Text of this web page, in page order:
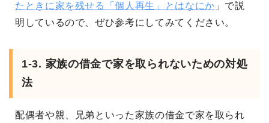
たときに家を残せる「個人再生」とはなにか 」で説
明しているので、ぜひ参考にしてみてください。
1-3. 家族の借金で家を取られないための対処
法
配偶者や親、兄弟といった家族の借金で家を取られ